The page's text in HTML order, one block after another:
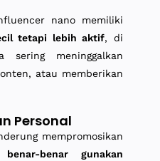
nano memiliki
tetapi lebih aktif, di
sering meninggalkan
atau memberikan
Personal
mempromosikan
benar gunakan